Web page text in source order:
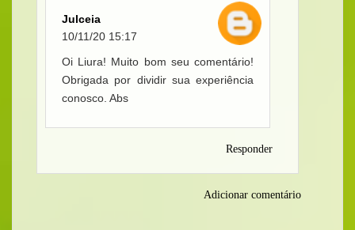
Julceia
10/11/20 15:17
Oi Liura! Muito bom seu comentário!
Obrigada por dividir sua experiência
conosco. Abs
Responder
Adicionar comentário